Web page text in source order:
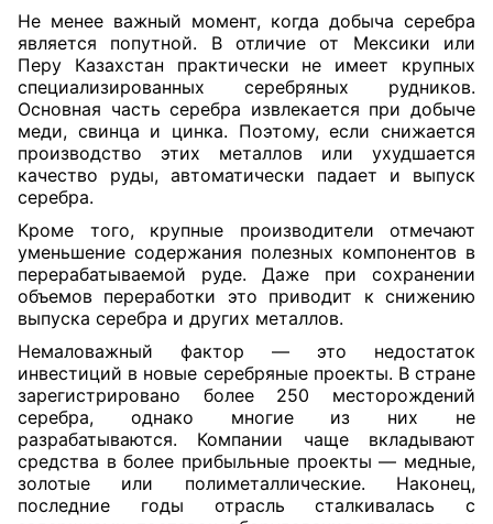
Не менее важный момент, когда добыча серебра
является попутной. В отличие от Мексики или
Перу Казахстан практически не имеет крупных
специализированных серебряных рудников.
Основная часть серебра извлекается при добыче
меди, свинца и цинка. Поэтому, если снижается
производство этих металлов или ухудшается
качество руды, автоматически падает и выпуск
серебра.
Кроме того, крупные производители отмечают
уменьшение содержания полезных компонентов в
перерабатываемой руде. Даже при сохранении
объемов переработки это приводит к снижению
выпуска серебра и других металлов.
Немаловажный фактор — это недостаток
инвестиций в новые серебряные проекты. В стране
зарегистрировано более 250 месторождений
серебра, однако многие из них не
разрабатываются. Компании чаще вкладывают
средства в более прибыльные проекты — медные,
золотые или полиметаллические. Наконец,
последние годы отрасль сталкивалась с